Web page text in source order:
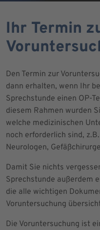
Ihr Termin
Den Termin zur
dann erhalten, wenn Ihr
Sprechstunde einen OP-
diesem Rahmen wurden
welche medizinischen
noch erforderlich sind,
Neurologen,
Damit Sie nichts
Sprechstunde außerdem
die alle wichtigen
Voruntersuchung
Die Voruntersuchung ist